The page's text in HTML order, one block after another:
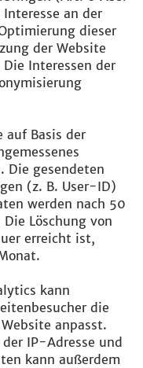
an der
dieser
der Website
Interessen der
auf Basis der
Die gesendeten
(z. B. User-ID)
werden nach 50
Löschung von
erreicht ist,
kann
die
anpasst.
IP-Adresse und
kann außerdem